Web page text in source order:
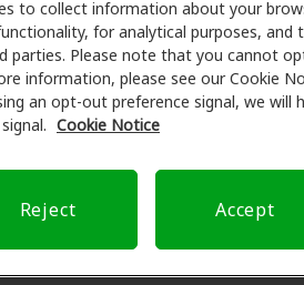
to collect information about your
for analytical purposes, and
parties. Please note that you cannot
information, please see our Cookie
an opt-out preference signal, we will
Cookie Notice
Reject Accept
planes de beneficios y clínicas
y atención auditiva.
licenciados para
Ear Center, Amplifon Hearing
de bolsillo y de presentar
y liberarlo de
de pago flexibles cuando